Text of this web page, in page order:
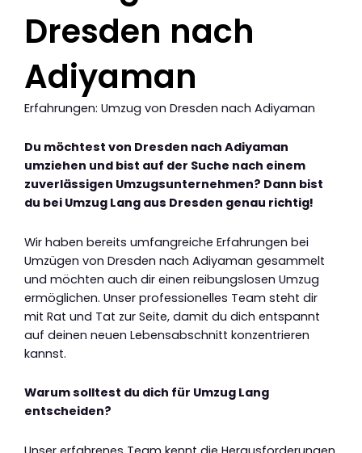
Dresden nach
Adiyaman
Erfahrungen: Umzug von Dresden nach Adiyaman
Du möchtest von Dresden nach Adiyaman
umziehen und bist auf der Suche nach einem
zuverlässigen Umzugsunternehmen? Dann bist
du bei Umzug Lang aus Dresden genau richtig!
Wir haben bereits umfangreiche Erfahrungen bei
Umzügen von Dresden nach Adiyaman gesammelt
und möchten auch dir einen reibungslosen Umzug
ermöglichen. Unser professionelles Team steht dir
mit Rat und Tat zur Seite, damit du dich entspannt
auf deinen neuen Lebensabschnitt konzentrieren
kannst.
Warum solltest du dich für Umzug Lang
entscheiden?